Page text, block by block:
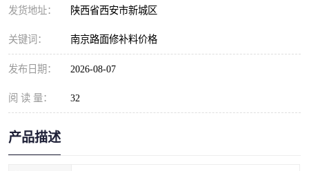
发货地址： 陕西省西安市新城区
关键词： 南京路面修补料价格
发布日期： 2026-08-07
阅 读 量： 32
产品描述